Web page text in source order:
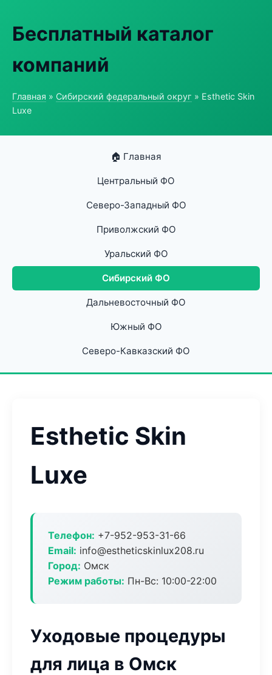
Бесплатный каталог
компаний
Главная » Сибирский федеральный округ » Esthetic Skin
Luxe
🏠 Главная
Центральный ФО
Северо-Западный ФО
Приволжский ФО
Уральский ФО
Сибирский ФО
Дальневосточный ФО
Южный ФО
Северо-Кавказский ФО
Esthetic Skin
Luxe
Телефон: +7-952-953-31-66
Email: info@estheticskinlux208.ru
Город: Омск
Режим работы: Пн-Вс: 10:00-22:00
Уходовые процедуры
для лица в Омск